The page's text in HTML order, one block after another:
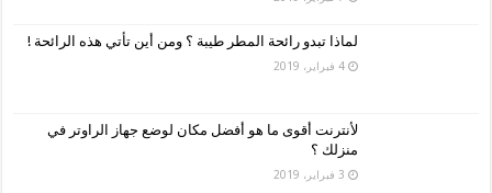
لماذا تبدو رائحة المطر طيبة ؟ ومن أين تأتي هذه الرائحة !
4 فبراير، 2019
لأنترنت أقوى ما هو أفضل مكان لوضع جهاز الراوتر في
منزلك ؟
3 فبراير، 2019